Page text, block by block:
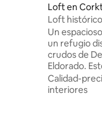
Loft en
Loft
Stadium
Un
un refugio
crudos de
Eldorado.
de la década
esquina del
antiguo de
Calidad-
interiores